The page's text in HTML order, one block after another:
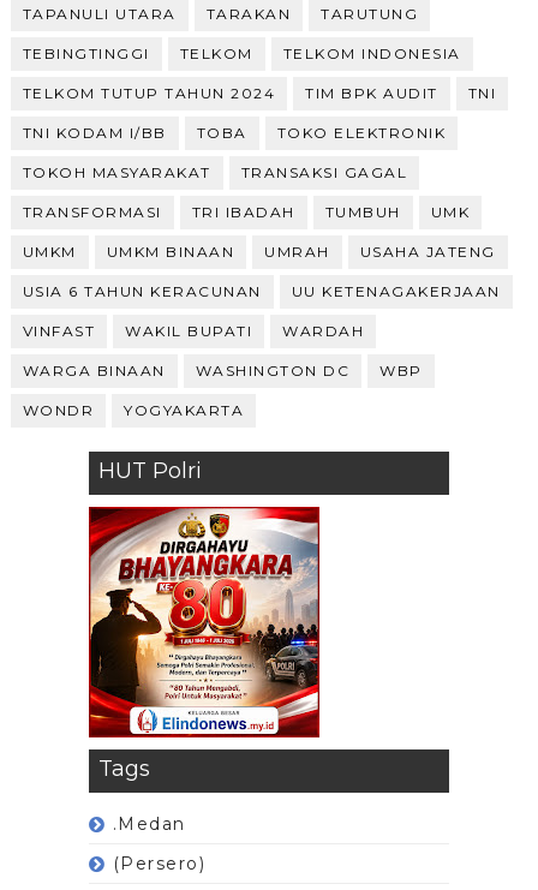
TAPANULI UTARA TARAKAN TARUTUNG
TEBINGTINGGI TELKOM TELKOM INDONESIA
TELKOM TUTUP TAHUN 2024 TIM BPK AUDIT TNI
TNI KODAM I/BB TOBA TOKO ELEKTRONIK
TOKOH MASYARAKAT TRANSAKSI GAGAL
TRANSFORMASI TRI IBADAH TUMBUH UMK
UMKM UMKM BINAAN UMRAH USAHA JATENG
USIA 6 TAHUN KERACUNAN UU KETENAGAKERJAAN
VINFAST WAKIL BUPATI WARDAH
WARGA BINAAN WASHINGTON DC WBP
WONDR YOGYAKARTA
HUT Polri
Tags
.Medan
(Persero)